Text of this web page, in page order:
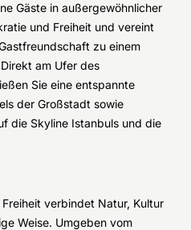
Gäste in außergewöhnlicher
und Freiheit und vereint
zu einem
am Ufer des
Sie eine entspannte
der Großstadt sowie
die Skyline Istanbuls und die
verbindet Natur, Kultur
Weise. Umgeben vom